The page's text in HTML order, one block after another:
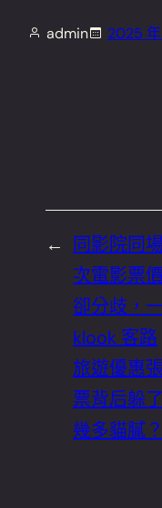
admin 2025
← 同影院同
次電影票價
卻分歧，
klook 客路
旅遊優惠張
票背后躲了
幾多貓膩？